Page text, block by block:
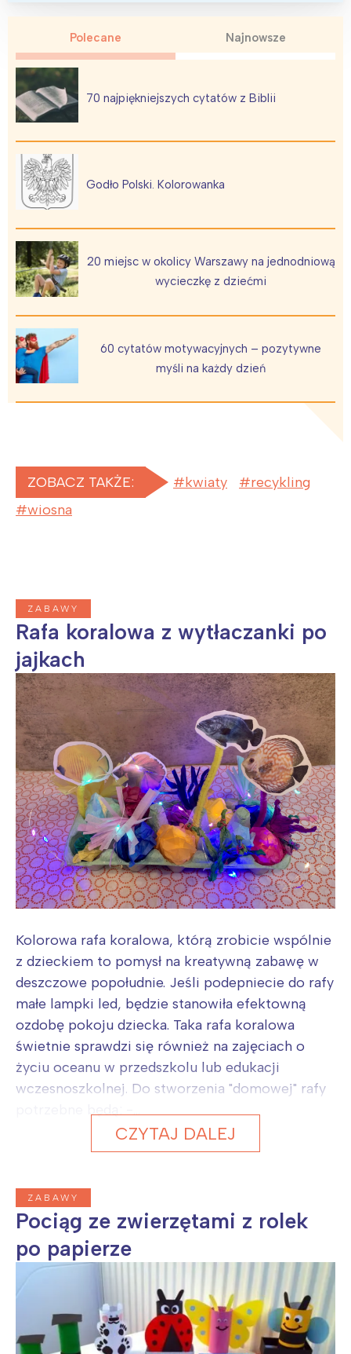
Polecane Najnowsze
70 najpiękniejszych cytatów z Biblii
Godło Polski. Kolorowanka
20 miejsc w okolicy Warszawy na jednodniową
wycieczkę z dziećmi
60 cytatów motywacyjnych – pozytywne
myśli na każdy dzień
ZOBACZ TAKŻE: kwiaty
recykling
wiosna
ZABAWY
Rafa koralowa z wytłaczanki po
jajkach
Kolorowa rafa koralowa, którą zrobicie wspólnie
z dzieckiem to pomysł na kreatywną zabawę w
deszczowe popołudnie. Jeśli podepniecie do rafy
małe lampki led, będzie stanowiła efektowną
ozdobę pokoju dziecka. Taka rafa koralowa
świetnie sprawdzi się również na zajęciach o
życiu oceanu w przedszkolu lub edukacji
wczesnoszkolnej. Do stworzenia "domowej" rafy
CZYTAJ DALEJ
ZABAWY
Pociąg ze zwierzętami z rolek
po papierze
Interesują mnie wydarzenia z
tego regionu:
Warszawa
Łódź
Trójmiasto
Wrocław
Śląsk
Kraków
Południe
Wybieram